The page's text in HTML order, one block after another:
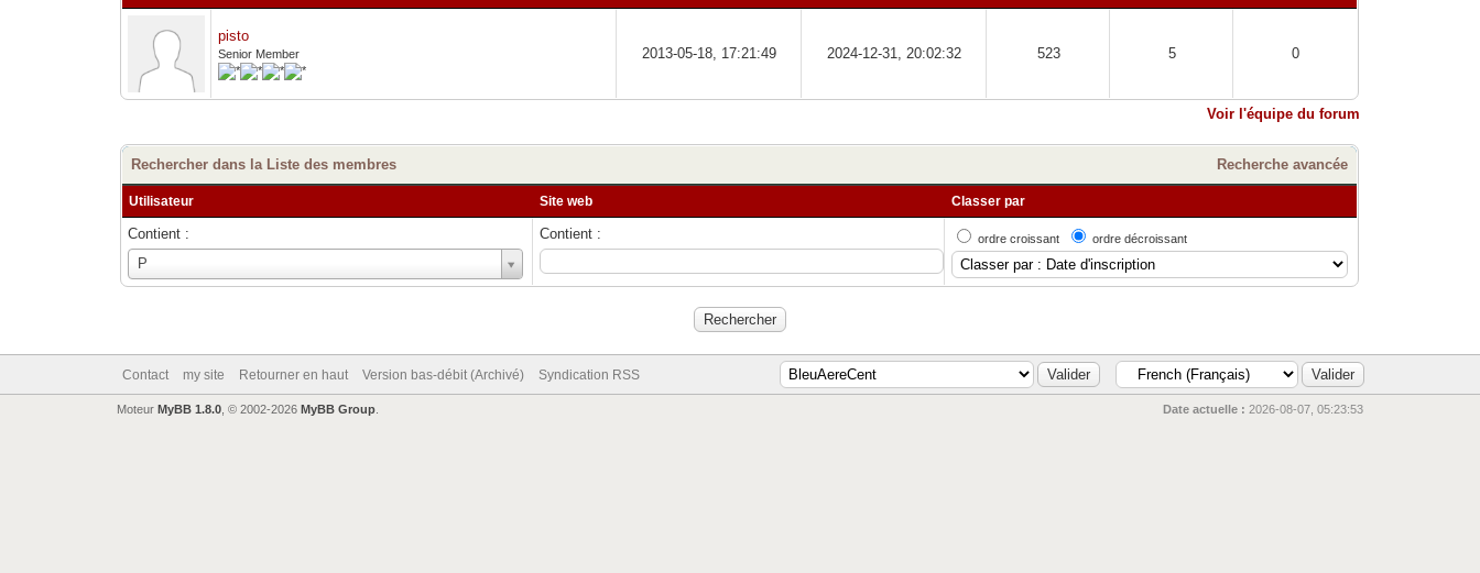
pisto
Senior Member 2013-05-18, 17:21:49 2024-12-31, 20:02:32 523 5 0
Voir l'équipe du forum
Recherche avancée
Rechercher dans la Liste des membres
Utilisateur Site web Classer par
Contient :
P
Utilisateur
Contient : ordre croissant ordre décroissant
Contact my site Retourner en haut Version bas-débit (Archivé) Syndication RSS
Date actuelle : 2026-08-07, 05:23:53
Moteur MyBB 1.8.0, © 2002-2026 MyBB Group.